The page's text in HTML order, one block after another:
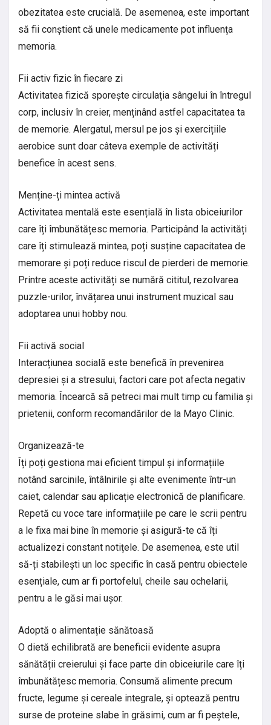
obezitatea este crucială. De asemenea, este important
să fii conștient că unele medicamente pot influența
memoria.
Fii activ fizic în fiecare zi
Activitatea fizică sporește circulația sângelui în întregul
corp, inclusiv în creier, menținând astfel capacitatea ta
de memorie. Alergatul, mersul pe jos și exercițiile
aerobice sunt doar câteva exemple de activități
benefice în acest sens.
Menține-ți mintea activă
Activitatea mentală este esențială în lista obiceiurilor
care îți îmbunătățesc memoria. Participând la activități
care îți stimulează mintea, poți susține capacitatea de
memorare și poți reduce riscul de pierderi de memorie.
Printre aceste activități se numără cititul, rezolvarea
puzzle-urilor, învățarea unui instrument muzical sau
adoptarea unui hobby nou.
Fii activă social
Interacțiunea socială este benefică în prevenirea
depresiei și a stresului, factori care pot afecta negativ
memoria. Încearcă să petreci mai mult timp cu familia și
prietenii, conform recomandărilor de la Mayo Clinic.
Organizează-te
Îți poți gestiona mai eficient timpul și informațiile
notând sarcinile, întâlnirile și alte evenimente într-un
caiet, calendar sau aplicație electronică de planificare.
Repetă cu voce tare informațiile pe care le scrii pentru
a le fixa mai bine în memorie și asigură-te că îți
actualizezi constant notițele. De asemenea, este util
să-ți stabilești un loc specific în casă pentru obiectele
esențiale, cum ar fi portofelul, cheile sau ochelarii,
pentru a le găsi mai ușor.
Adoptă o alimentație sănătoasă
O dietă echilibrată are beneficii evidente asupra
sănătății creierului și face parte din obiceiurile care îți
îmbunătățesc memoria. Consumă alimente precum
fructe, legume și cereale integrale, și optează pentru
surse de proteine slabe în grăsimi, cum ar fi peștele,